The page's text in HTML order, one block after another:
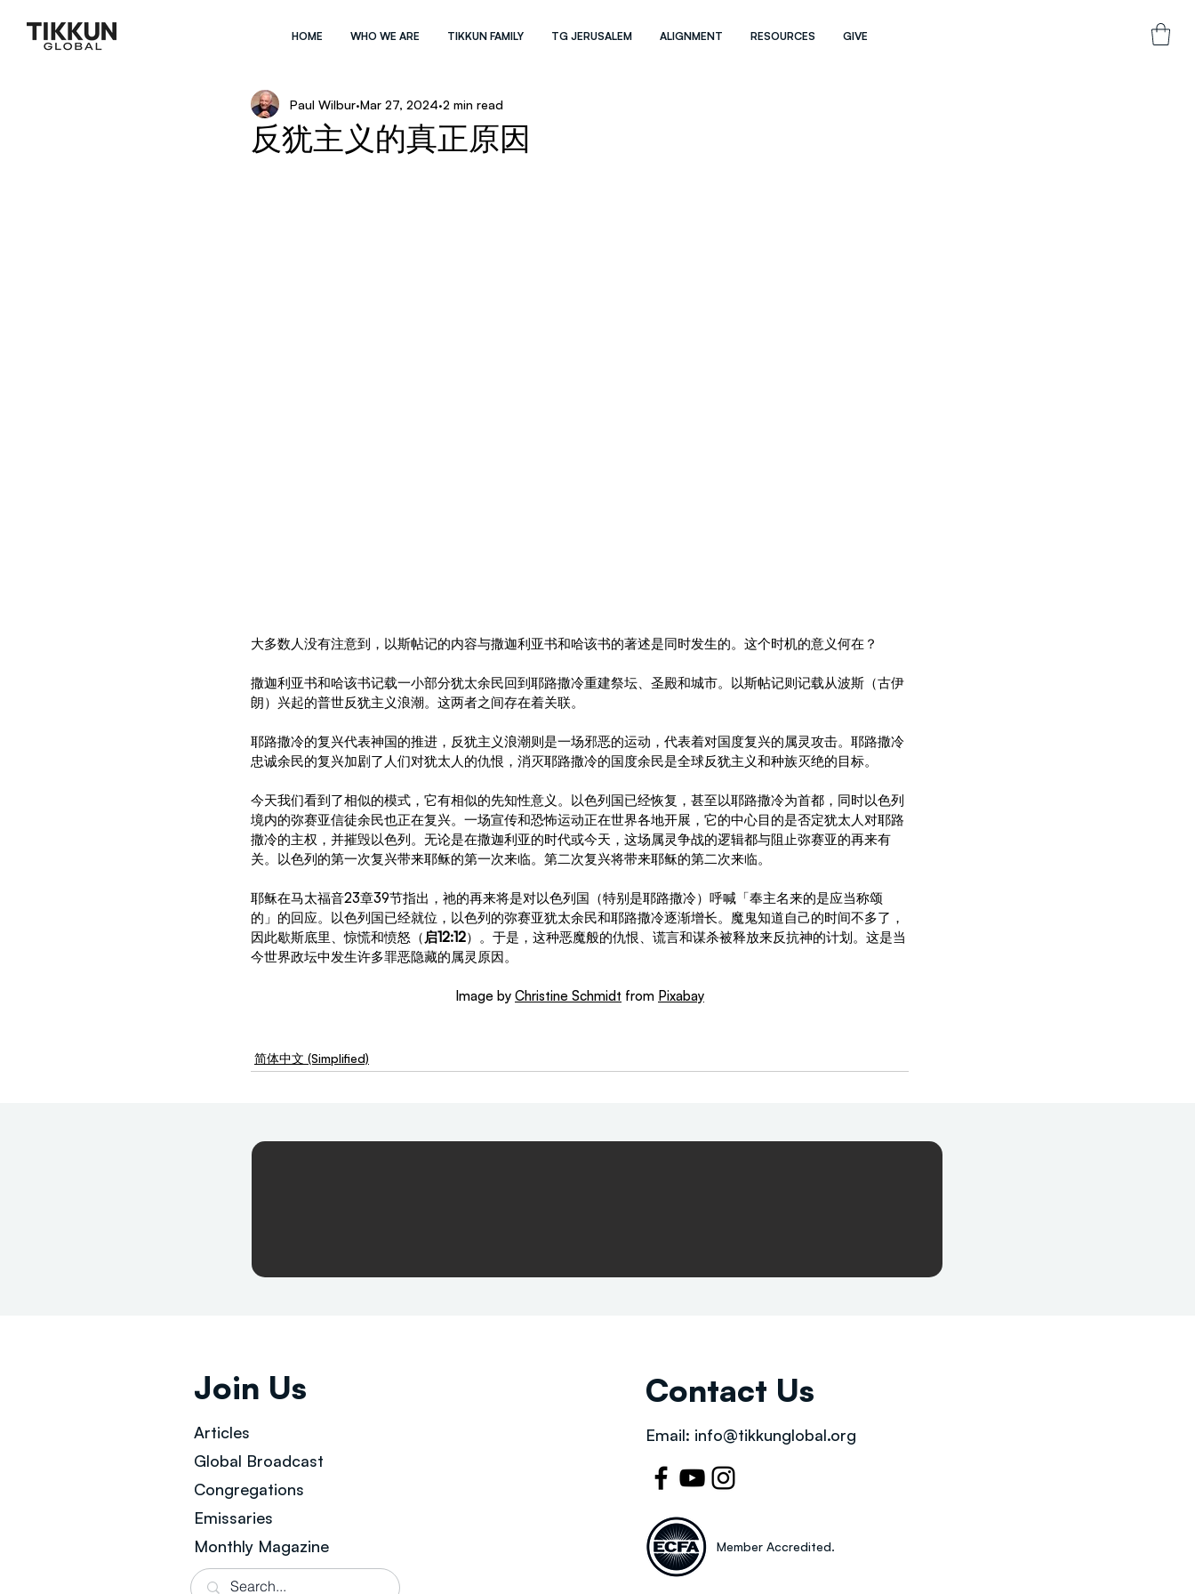
HOME WHO WE ARE TIKKUN FAMILY TG JERUSALEM ALIGNMENT RESOURCES GIVE
反犹主义的真正原因
Paul Wilbur Mar 27, 2024 2 min read
大多数人没有注意到，以斯帖记的内容与撒迦利亚书和哈该书的著述是同时发生的。这个时机的意义何在？
撒迦利亚书和哈该书记载一小部分犹太余民回到耶路撒冷重建祭坛、圣殿和城市。以斯帖记则记载从波斯（古伊
朗）兴起的普世反犹主义浪潮。这两者之间存在着关联。
耶路撒冷的复兴代表神国的推进，反犹主义浪潮则是一场邪恶的运动，代表着对国度复兴的属灵攻击。耶路撒冷
忠诚余民的复兴加剧了人们对犹太人的仇恨，消灭耶路撒冷的国度余民是全球反犹主义和种族灭绝的目标。
今天我们看到了相似的模式，它有相似的先知性意义。以色列国已经恢复，甚至以耶路撒冷为首都，同时以色列
境内的弥赛亚信徒余民也正在复兴。一场宣传和恐怖运动正在世界各地开展，它的中心目的是否定犹太人对耶路
撒冷的主权，并摧毁以色列。无论是在撒迦利亚的时代或今天，这场属灵争战的逻辑都与阻止弥赛亚的再来有
关。以色列的第一次复兴带来耶稣的第一次来临。第二次复兴将带来耶稣的第二次来临。
耶稣在马太福音23章39节指出，祂的再来将是对以色列国（特别是耶路撒冷）呼喊「奉主名来的是应当称颂
的」的回应。以色列国已经就位，以色列的弥赛亚犹太余民和耶路撒冷逐渐增长。魔鬼知道自己的时间不多了，
因此歇斯底里、惊慌和愤怒 （启12:12）。于是，这种恶魔般的仇恨、谎言和谋杀被释放来反抗神的计划。这是当
今世界政坛中发生许多罪恶隐藏的属灵原因。
Image by Christine Schmidt from Pixabay
简体中文 (Simplified)
Join Us
Articles
Global Broadcast
Congregations
Emissaries
Monthly Magazine
Contact Us
Email: info@tikkunglobal.org
Member Accredited.